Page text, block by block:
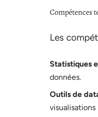
Compétences
Les
Statistiques
données.
Outils de